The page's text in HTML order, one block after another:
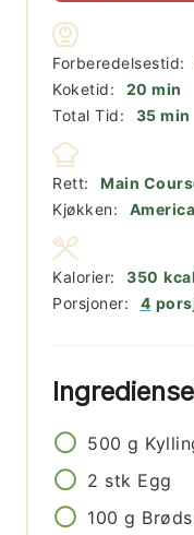
Forberedelsestid:
Koketid:
20 min
Total Tid:
35 min
Rett:
Main
Kjøkken:
Porsjoner: 4
Kalorier: 350 kcal
500 g
2 stk Egg
100 g